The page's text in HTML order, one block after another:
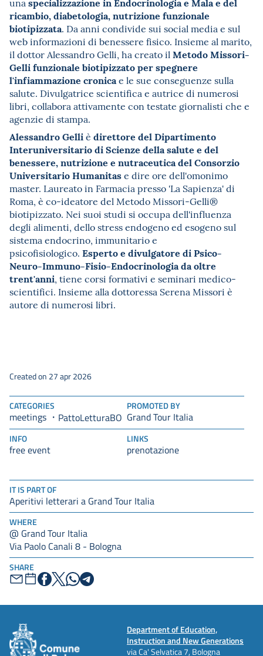
IT IS PART OF
Aperitivi letterari a Grand Tour Italia
WHERE
@ Grand Tour Italia
Via Paolo Canali 8 - Bologna
SHARE
ricambio, diabetologia, nutrizione funzionale
biotipizzata. Da anni condivide sui social media e sul
web informazioni di benessere fisico. Insieme al marito,
il dottor Alessandro Gelli, ha creato il Metodo Missori-
Gelli funzionale biotipizzato per spegnere
l'infiammazione cronicae le sue conseguenze sulla
salute. Divulgatrice scientifica e autrice di numerosi
libri, collabora attivamente con testate giornalisti che e
agenzie di stampa.
Alessandro Gelliè direttore del Dipartimento
Interuniversitario di Scienze della salute e del
benessere, nutrizione e nutraceutica del Consorzio
Universitario Humanitase dire ore dell'omonimo
master. Laureato in Farmacia presso 'La Sapienza' di
Roma, è co-ideatore del Metodo Missori-Gelli®
biotipizzato. Nei suoi studi si occupa dell'influenza
degli alimenti, dello stress endogeno ed esogeno sul
sistema endocrino, immunitario e
psicofisiologico. Esperto e divulgatore di Psico-
Neuro-Immuno-Fisio-Endocrinologia da oltre
trent'anni, tiene corsi formativi e seminari medico-
scientifici. Insieme alla dottoressa Serena Missori è
autore di numerosi libri.
CATEGORIES
meetings PattoLetturaBO
PROMOTED BY
Grand Tour Italia
INFO
free event
LINKS
prenotazione
Created on 27 apr 2026
Department of Education,
Instruction and New Generations
via Ca' Selvatica 7, Bologna